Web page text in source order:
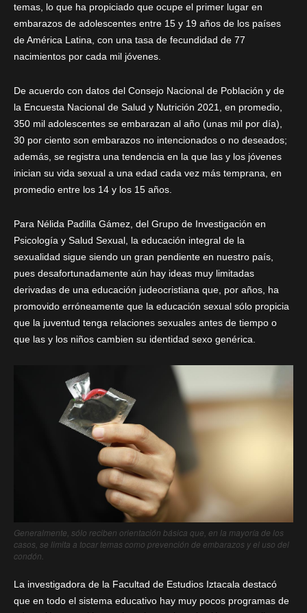
temas, lo que ha propiciado que ocupe el primer lugar en
embarazos de adolescentes entre 15 y 19 años de los países
de América Latina, con una tasa de fecundidad de 77
nacimientos por cada mil jóvenes.
De acuerdo con datos del Consejo Nacional de Población y de
la Encuesta Nacional de Salud y Nutrición 2021, en promedio,
350 mil adolescentes se embarazan al año (unas mil por día),
30 por ciento son embarazos no intencionados o no deseados;
además, se registra una tendencia en la que las y los jóvenes
inician su vida sexual a una edad cada vez más temprana, en
promedio entre los 14 y los 15 años.
Para Nélida Padilla Gámez, del Grupo de Investigación en
Psicología y Salud Sexual, la educación integral de la
sexualidad sigue siendo un gran pendiente en nuestro país,
pues desafortunadamente aún hay ideas muy limitadas
derivadas de una educación judeocristiana que, por años, ha
promovido erróneamente que la educación sexual sólo propicia
que la juventud tenga relaciones sexuales antes de tiempo o
que las y los niños cambien su identidad sexo genérica.
Generalmente, sólo reciben orientación básica que, en la mayoría de los
casos, se limita a tocar temas como prevención de embarazos y el uso del
condón.
La investigadora de la Facultad de Estudios Iztacala destacó
que en todo el sistema educativo hay muy pocos programas de